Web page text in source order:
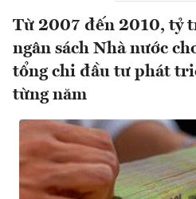
Từ 2007 đến 2010, tỷ
ngân sách Nhà nước
tổng chi đầu tư phát
từng năm